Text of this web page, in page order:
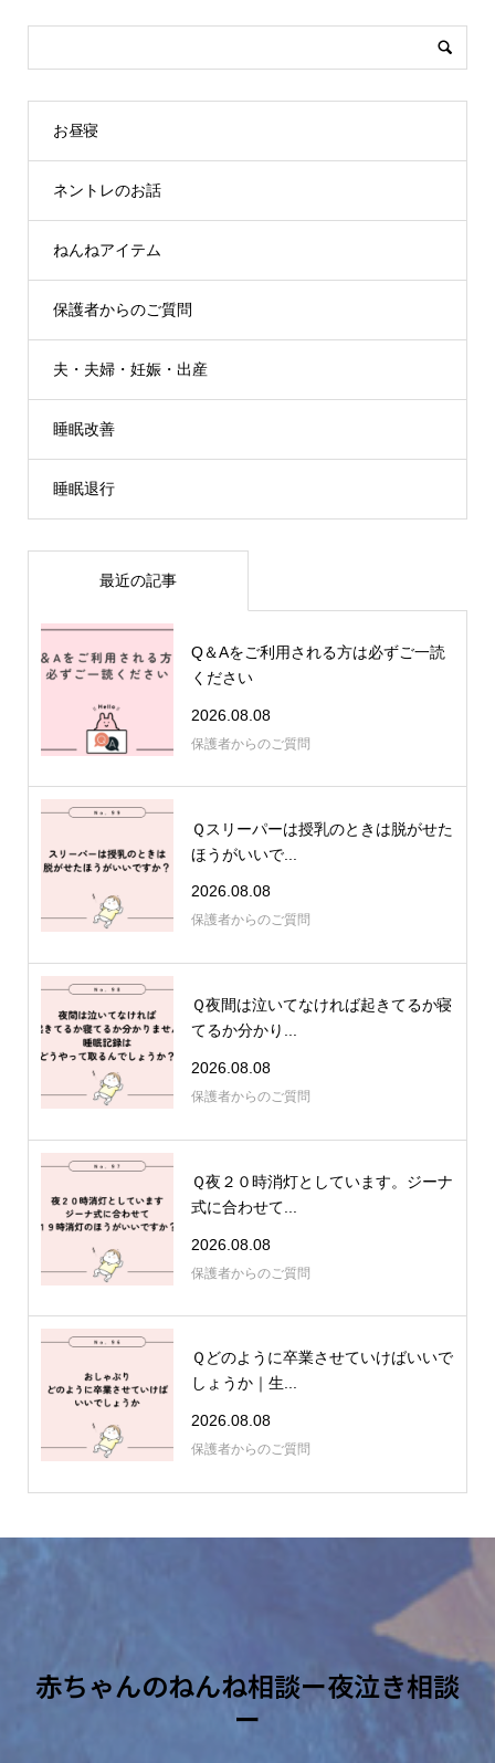
お昼寝
ネントレのお話
ねんねアイテム
保護者からのご質問
夫・夫婦・妊娠・出産
睡眠改善
睡眠退行
最近の記事
Q＆Aをご利用される方は必ずご一読
ください
2026.08.08
保護者からのご質問
Ｑスリーパーは授乳のときは脱がせた
ほうがいいで...
2026.08.08
保護者からのご質問
Ｑ夜間は泣いてなければ起きてるか寝
てるか分かり...
2026.08.08
保護者からのご質問
Ｑ夜２０時消灯としています。ジーナ
式に合わせて...
2026.08.08
保護者からのご質問
Ｑどのように卒業させていけばいいで
しょうか｜生...
2026.08.08
保護者からのご質問
赤ちゃんのねんね相談ー夜泣き相談
ー